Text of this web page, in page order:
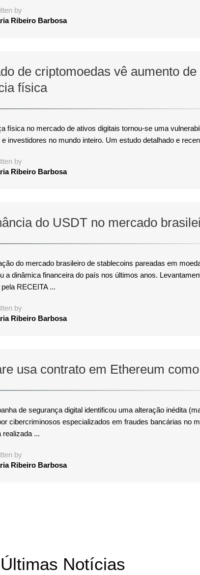
by
Ribeiro Barbosa
de criptomoedas vê aumento de
física
física no mercado de ativos digitais tornou-se uma
investidores no mundo inteiro. Um estudo detalhado e
by
Ribeiro Barbosa
do USDT no mercado
do mercado brasileiro de stablecoins pareadas em
a dinâmica financeira do país nos últimos anos.
RECEITA ...
by
Ribeiro Barbosa
usa contrato em Ethereum
de segurança digital identificou uma alteração inédita
cibercriminosos especializados em fraudes bancárias no
realizada ...
by
Ribeiro Barbosa
Últimas Notícias